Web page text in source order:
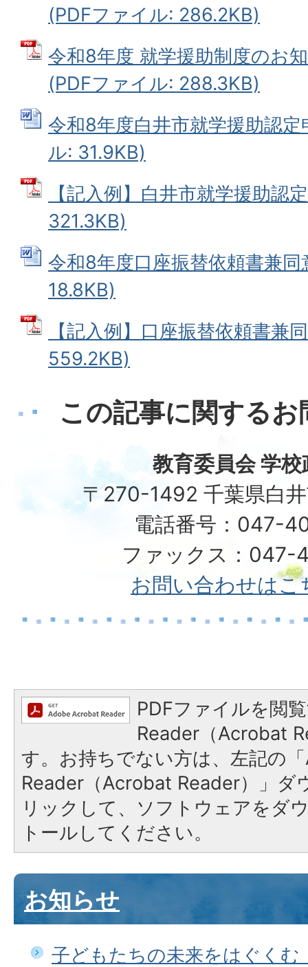
(PDFファイル: 286.2KB)
令和8年度 就学援助制度のお
(PDFファイル: 288.3KB)
令和8年度白井市就学援助認
ル: 31.9KB)
【記入例】白井市就学援助認
321.3KB)
令和8年度口座振替依頼書兼
18.8KB)
【記入例】口座振替依頼書兼
559.2KB)
この記事に関する
教育委員会 学校
〒270-1492 千葉県白
電話番号：047-
ファックス：047-
お問い合わせはこ
PDFファイルを閲
Reader（Acrobat
す。お持ちでない方は、左記の
Reader（Acrobat Reader）」ダ
リックして、ソフトウェアをダ
トールしてください。
お知らせ
子どもたちの未来をはぐくむ